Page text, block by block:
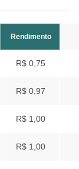
Rendimento
R$ 0,75
R$ 0,97
R$ 1,00
R$ 1,00